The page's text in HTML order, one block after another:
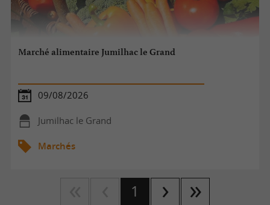
Marché alimentaire Jumilhac le Grand
09/08/2026
Jumilhac le Grand
Marchés
1